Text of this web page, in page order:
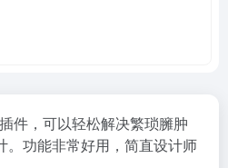
件，可以轻松解决繁琐臃肿
。功能非常好用，简直设计师